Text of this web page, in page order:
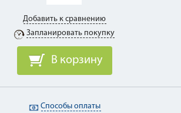
Добавить к сравнению
Запланировать покупку
В корзину
Способы оплаты